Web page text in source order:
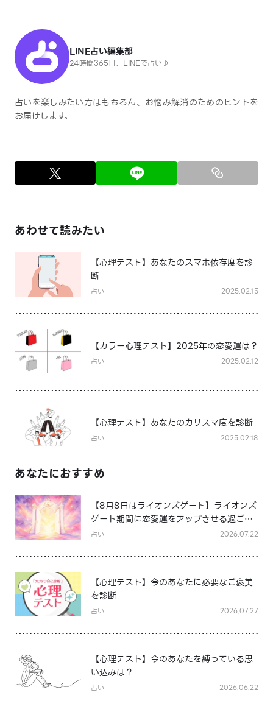
LINE占い編集部
24時間365日、LINEで占い♪
占いを楽しみたい方はもちろん、お悩み解消のためのヒントを
お届けします。
あわせて読みたい
【心理テスト】あなたのスマホ依存度を診
断
占い 2025.02.15
【カラー心理テスト】2025年の恋愛運は？
占い 2025.02.12
【心理テスト】あなたのカリスマ度を診断
占い 2025.02.18
あなたにおすすめ
【8月8日はライオンズゲート】ライオンズ
ゲート期間に恋愛運をアップさせる過ごし
方は？
占い 2026.07.22
【心理テスト】今のあなたに必要なご褒美
を診断
占い 2026.07.27
【心理テスト】今のあなたを縛っている思
い込みは？
占い 2026.06.22